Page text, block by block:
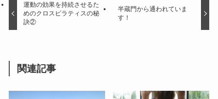
運動の効果を持続させるた
めのクロスピラティスの秘
訣②
半蔵門から通われていま
す！
関連記事